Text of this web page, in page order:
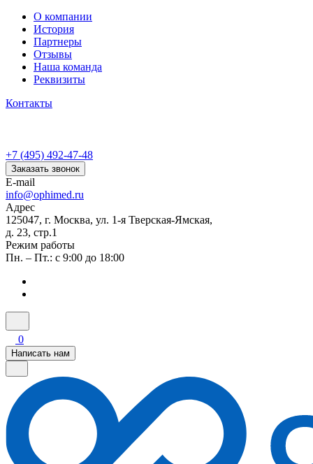
О компании
История
Партнеры
Отзывы
Наша команда
Реквизиты
Контакты
+7 (495) 492-47-48
Заказать звонок
E-mail
info@ophimed.ru
Адрес
125047, г. Москва, ул. 1-я Тверская-Ямская,
д. 23, стр.1
Режим работы
Пн. – Пт.: с 9:00 до 18:00
0
Написать нам